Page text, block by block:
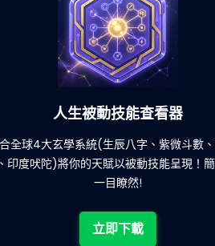
六合彩發達神器
減少超過500萬個低概率中獎組合，提高
立即下載